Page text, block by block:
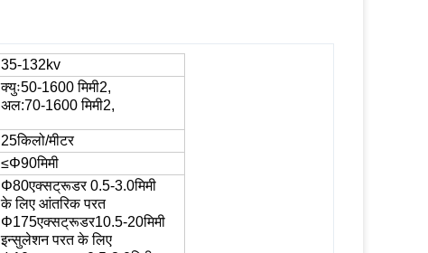
35-132kv
क्युः50-1600 मिमी2,
अल:70-1600 मिमी2,
25किलो/मीटर
≤Φ90मिमी
Φ80एक्सट्रूडर 0.5-3.0मिमी
के लिए आंतरिक परत
Φ175एक्सट्रूडर10.5-20मिमी
इन्सुलेशन परत के लिए